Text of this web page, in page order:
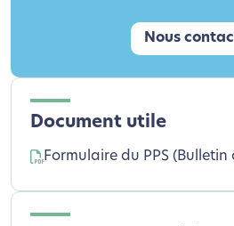
Nous
Document utile
Formulaire du PPS (Bulletin